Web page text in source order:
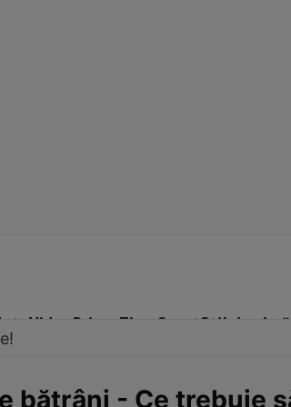
Video Prime Time SportStil de viață
bătrâni - Ce trebuie